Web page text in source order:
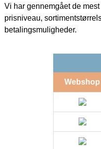
Vi har gennemgået de
prisniveau,
betalingsmuligheder.
Webshop